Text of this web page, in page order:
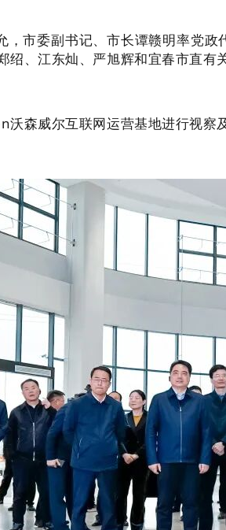
市委副书记、市长谭赣明率党
、江东灿、严旭辉和宜春市直有
森威尔互联网运营基地进行视察